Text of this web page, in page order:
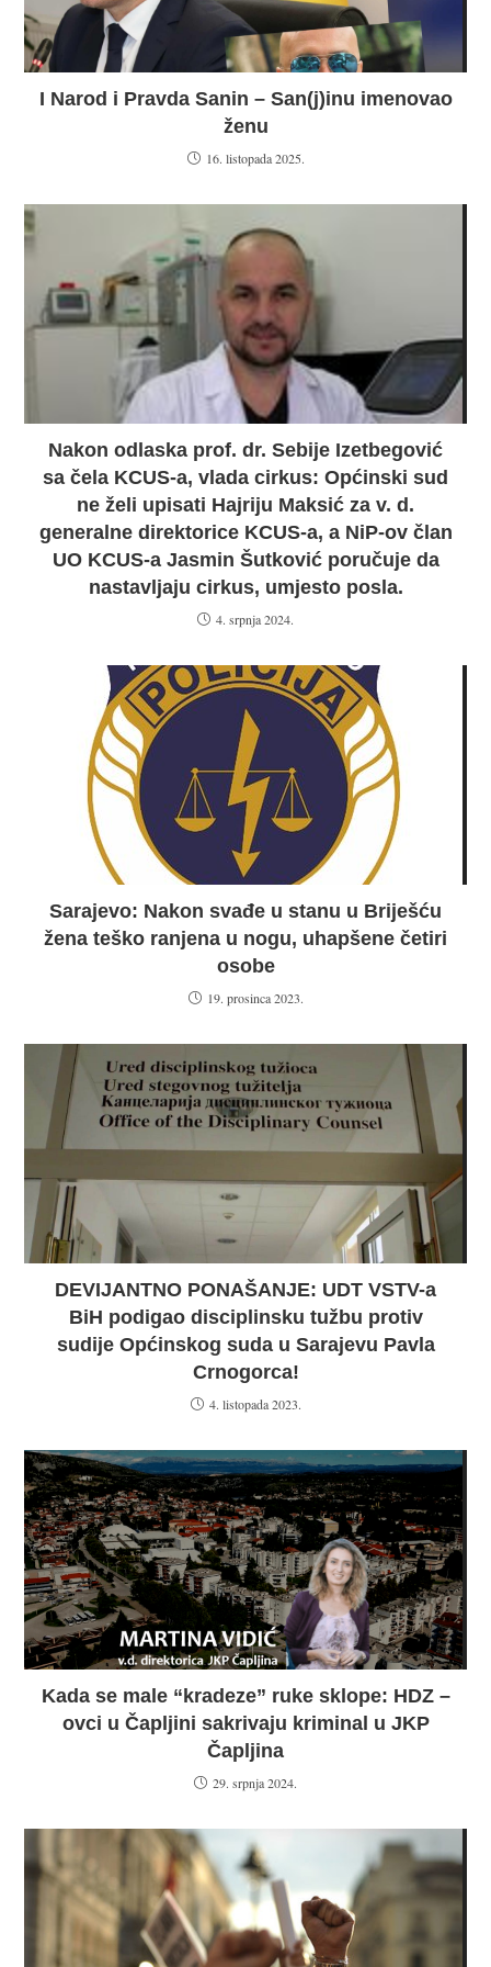
I Narod i Pravda Sanin – San(j)inu imenovao
ženu
16. listopada 2025.
Nakon odlaska prof. dr. Sebije Izetbegović
sa čela KCUS-a, vlada cirkus: Općinski sud
ne želi upisati Hajriju Maksić za v. d.
generalne direktorice KCUS-a, a NiP-ov član
UO KCUS-a Jasmin Šutković poručuje da
nastavljaju cirkus, umjesto posla.
4. srpnja 2024.
Sarajevo: Nakon svađe u stanu u Briješću
žena teško ranjena u nogu, uhapšene četiri
osobe
19. prosinca 2023.
DEVIJANTNO PONAŠANJE: UDT VSTV-a
BiH podigao disciplinsku tužbu protiv
sudije Općinskog suda u Sarajevu Pavla
Crnogorca!
4. listopada 2023.
Kada se male “kradeze” ruke sklope: HDZ –
ovci u Čapljini sakrivaju kriminal u JKP
Čapljina
29. srpnja 2024.